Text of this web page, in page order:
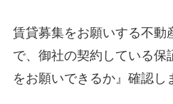
賃貸募集をお願いする不動
で、御社の契約している保
をお願いできるか』確認し